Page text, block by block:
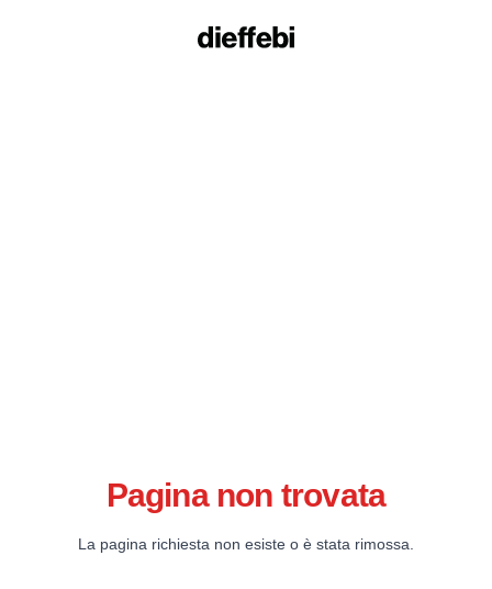
Pagina non trovata
La pagina richiesta non esiste o è stata rimossa.